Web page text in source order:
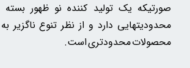
صورتیکه یک تولید کننده نو ظهور
محدودیتهایی دارد و از نظر تنوع ناگزیر به
محصولات محدودتری است.